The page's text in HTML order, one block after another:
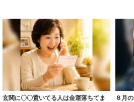
玄関に〇〇置いてる人は金運落ちてま
８月